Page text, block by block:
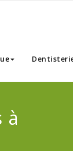
à